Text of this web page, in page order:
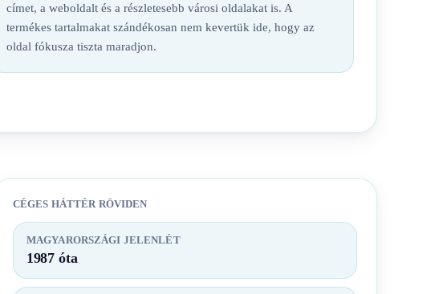
címet, a weboldalt és a részletesebb városi oldalakat is. A
termékes tartalmakat szándékosan nem kevertük ide, hogy az
oldal fókusza tiszta maradjon.
CÉGES HÁTTÉR RÖVIDEN
MAGYARORSZÁGI JELENLÉT
1987 óta